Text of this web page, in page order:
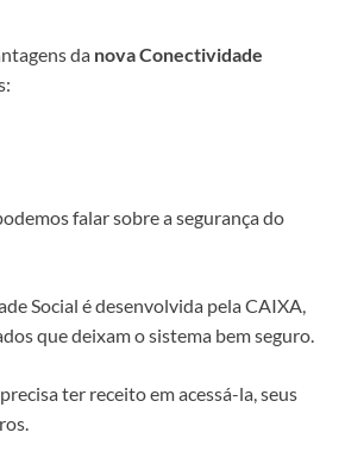
da nova Conectividade
falar sobre a segurança do
Social é desenvolvida pela CAIXA,
que deixam o sistema bem seguro.
ter receito em acessá-la, seus